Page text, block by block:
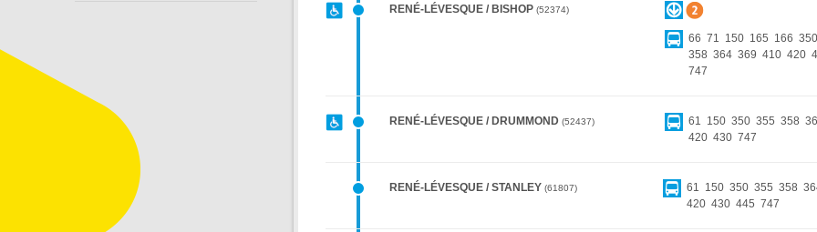
RENÉ-LÉVESQUE / BISHOP 52374
66 71 150 165 166 350
358 364 369 410 420
747
RENÉ-LÉVESQUE / DRUMMOND 52437 61 150 350 355 358
420 430 747
RENÉ-LÉVESQUE / STANLEY 61807 61 150 350 355 358
420 430 445 747